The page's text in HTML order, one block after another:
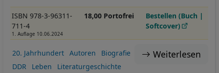
ISBN 978-3-96311-
711-4
1. Auflage 10.06.2024
18,00 Portofrei
Bestellen (Buch |
Softcover)
Weiterlesen
20. Jahrhundert Autoren
Biografie
DDR
Leben
Literaturgeschichte